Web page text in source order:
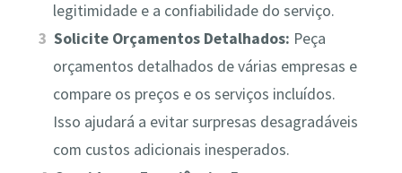
legitimidade e a confiabilidade do serviço.
Solicite Orçamentos Detalhados: Peça
orçamentos detalhados de várias empresas e
compare os preços e os serviços incluídos.
Isso ajudará a evitar surpresas desagradáveis
com custos adicionais inesperados.